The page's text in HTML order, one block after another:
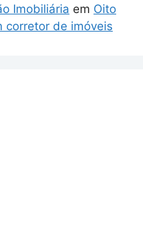
Imobiliária em Oito
corretor de imóveis